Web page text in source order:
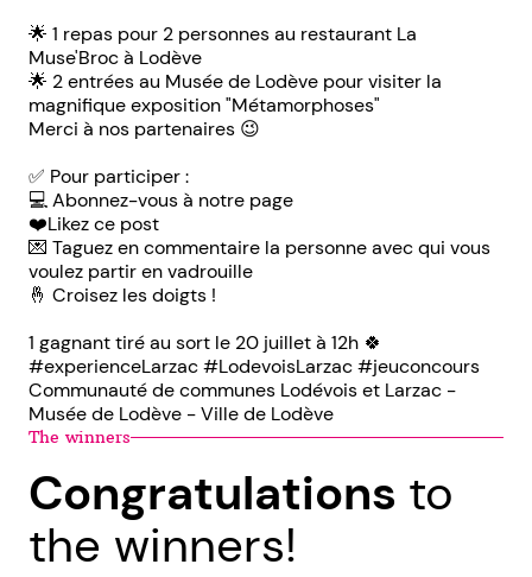
🌟 1 repas pour 2 personnes au restaurant La
Muse'Broc à Lodève
🌟 2 entrées au Musée de Lodève pour visiter la
magnifique exposition "Métamorphoses"
Merci à nos partenaires 😉
✅ Pour participer :
💻 Abonnez-vous à notre page
❤️Likez ce post
💌 Taguez en commentaire la personne avec qui vous
voulez partir en vadrouille
🤞 Croisez les doigts !
1 gagnant tiré au sort le 20 juillet à 12h 🍀
#experienceLarzac #LodevoisLarzac #jeuconcours
Communauté de communes Lodévois et Larzac -
Musée de Lodève - Ville de Lodève
The winners
Congratulations to
the winners!